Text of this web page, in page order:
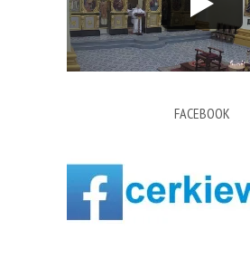
FACEBOOK